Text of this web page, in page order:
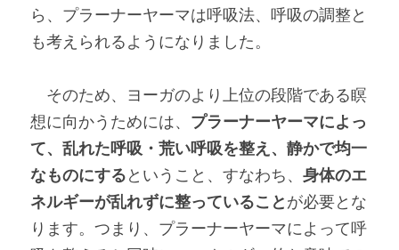
ら、プラーナーヤーマは呼吸法、呼吸の調整と
も考えられるようになりました。
そのため、ヨーガのより上位の段階である瞑
想に向かうためには、 プラーナーヤーマによっ
て、乱れた呼吸・荒い呼吸を整え、静かで均一
なものにするということ、すなわち、 身体のエ
ネルギーが乱れずに整っていることが必要とな
ります。つまり、プラーナーヤーマによって呼